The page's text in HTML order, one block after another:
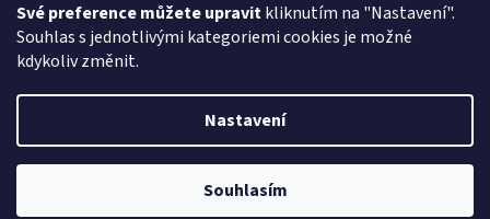
Své preference můžete upravitkliknutím na "Nastavení".
Souhlas s jednotlivými kategoriemi cookies je možné
kdykoliv změnit.
Nastavení
Souhlasím
Vytvořil Shoptet
Copyright 2026Pístové kompresory ABAC. Všechna práva
vyhrazena.